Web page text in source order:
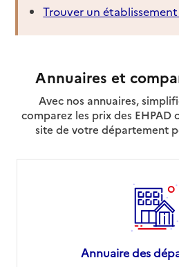
Trouver un
Annuaires et
Avec nos annuaires,
comparez les prix des EHPAD
site de votre département
Annuaire des